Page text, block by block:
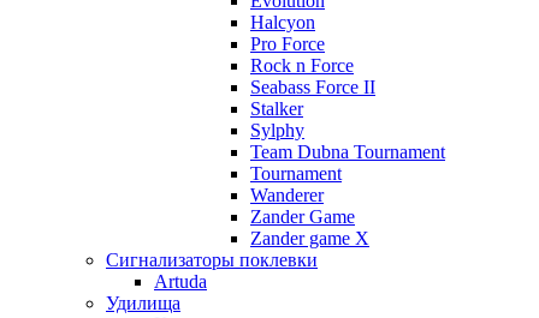
Halcyon
Pro Force
Rock n Force
Seabass Force II
Stalker
Sylphy
Team Dubna Tournament
Tournament
Wanderer
Zander Game
Zander game X
Сигнализаторы поклевки
Artuda
Удилища